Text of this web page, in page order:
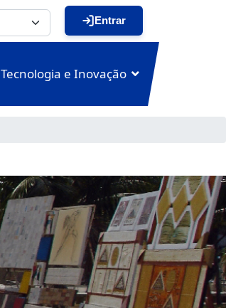
Entrar
Tecnologia e Inovação